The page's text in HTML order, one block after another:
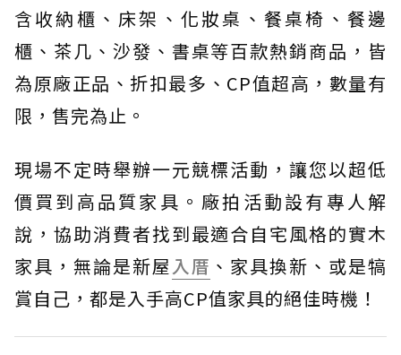
含收納櫃、床架、化妝桌、餐桌椅、餐邊
櫃、茶几、沙發、書桌等百款熱銷商品，皆
為原廠正品、折扣最多、CP值超高，數量有
限，售完為止。
現場不定時舉辦一元競標活動，讓您以超低
價買到高品質家具。廠拍活動設有專人解
說，協助消費者找到最適合自宅風格的實木
家具，無論是新屋入厝 、家具換新、或是犒
賞自己，都是入手高CP值家具的絕佳時機！